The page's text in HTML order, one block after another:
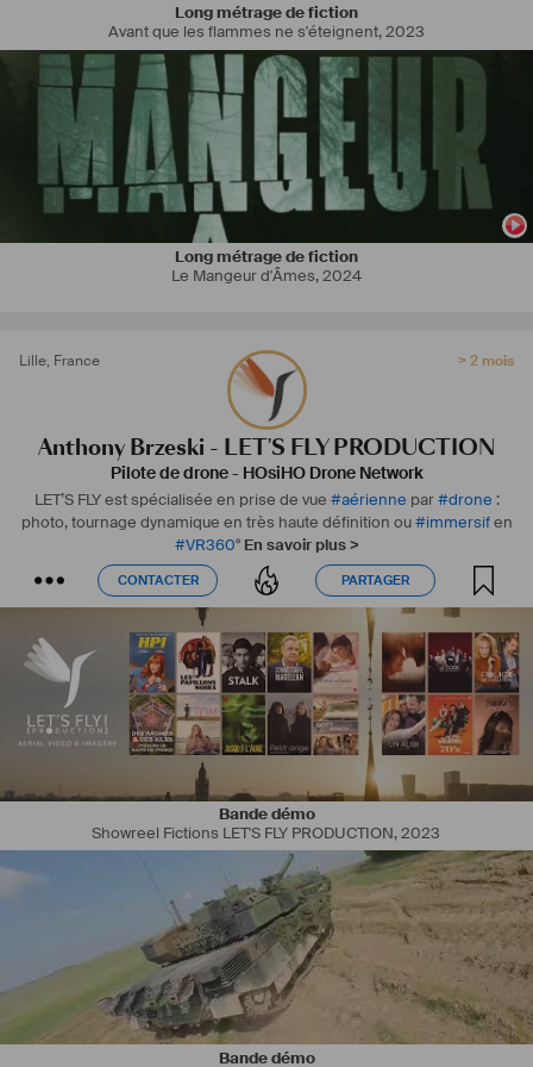
Long métrage de fiction
Avant que les flammes ne s'éteignent,2023
Long métrage de fiction
Le Mangeur d'Âmes,2024
Lille, France > 2 mois
Anthony Brzeski - LET'S FLY PRODUCTION
Pilote de drone- HOsiHO Drone Network
LET’S FLY est spécialisée en prise de vue #aérienne par#drone :
photo, tournage dynamique en très haute définition ou#immersifen
#VR360° En savoir plus >
- Nous disposons des trois caméras #Zenmuse # X9
#Zenmuse#X7 (Super #35mm#6K) et Zenmuse #X5s
(micro 4/3
5
,2K) pour ces Inspire 2
- Notre configuration légère s'appuie sur les # Mavic
Ciné : polyvalent et parfait pour des tournages à budgets serrés
- Une plateforme gros porteurs #Matrice 600 Pro, capable
d'emporter # 6kg
de charge, incluant par exemple des caméras ciné
RED, #ARRI , ...), des appareils# DSLR de type #A7R4 A7S3
, ou
encore des systèmes de
#lumières # dynamique de type "
drone
DroneCrew#VideoAerienne #Inspire3
CONTACTER PARTAGER
CONTACTER PARTAGER
Bande démo
Showreel Fictions LET'S FLY PRODUCTION,2023
Bande démo